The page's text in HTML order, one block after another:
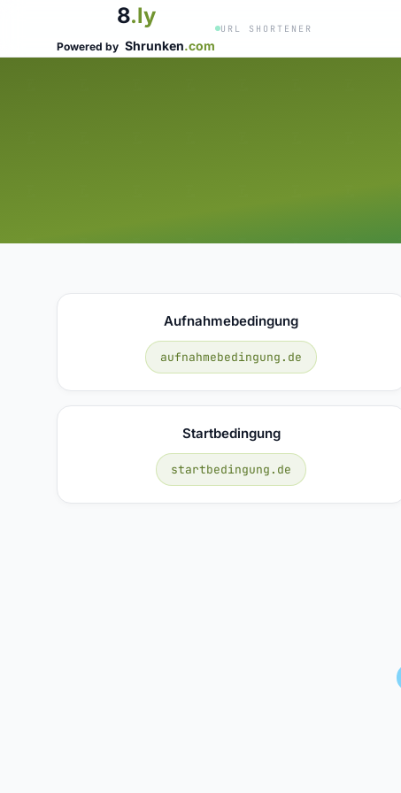
8.ly
Powered by Shrunken.com
URL SHORTENER
Aufnahmebedingung
aufnahmebedingung.de
Startbedingung
startbedingung.de